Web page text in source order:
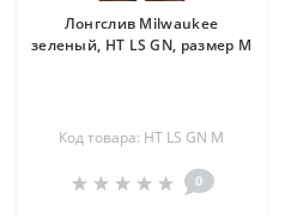
Лонгслив Milwaukee
зеленый, HT LS GN, размер M
Код товара: HT LS GN M
0